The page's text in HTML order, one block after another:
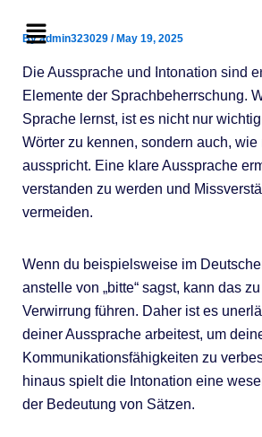
Menu
Byadmin323029 /May 19, 2025
Die Aussprache und Intonation sind
Elemente der Sprachbeherrschung.
Sprache lernst, ist es nicht nur
Wörter zu kennen, sondern auch, wie
ausspricht. Eine klare Aussprache
verstanden zu werden und
vermeiden.
Wenn du beispielsweise im
anstelle von „bitte“ sagst, kann das
Verwirrung führen. Daher ist es
deiner Aussprache arbeitest, um
Kommunikationsfähigkeiten zu
hinaus spielt die Intonation eine
der Bedeutung von Sätzen.